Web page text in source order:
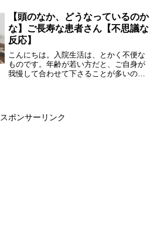
4月からは後輩...
【頭のなか、どうなっているのか
な】ご長寿な患者さん【不思議な
反応】
こんにちは。入院生活は、とかく不便な
ものです。年齢が若い方だと、ご自身が
我慢して合わせて下さることが多いので
スポンサーリンク